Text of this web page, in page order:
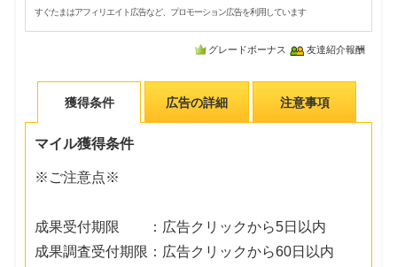
すぐたまはアフィリエイト広告など、プロモーション広告を利用しています
グレードボーナス 友達紹介報酬
獲得条件 広告の詳細 注意事項
マイル獲得条件
※ご注意点※
成果受付期限 ：広告クリックから5日以内
成果調査受付期限：広告クリックから60日以内